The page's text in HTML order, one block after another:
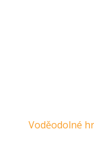
Voděodolné